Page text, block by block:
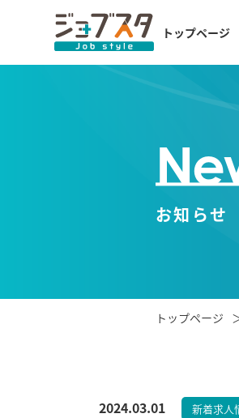
トップページ
お知らせ
トップページ
2024.03.01 新着求人